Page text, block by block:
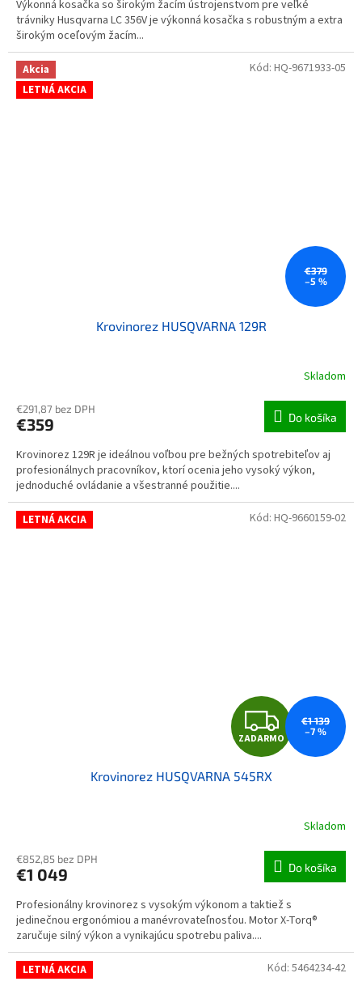
Výkonná kosačka so širokým žacím ústrojenstvom pre veľké
trávniky Husqvarna LC 356V je výkonná kosačka s robustným a extra
širokým oceľovým žacím...
Akcia
LETNÁ AKCIA
€379
–5 %
Krovinorez HUSQVARNA 129R
Skladom
€291,87 bez DPH
€359 Do košíka
Krovinorez 129R je ideálnou voľbou pre bežných spotrebiteľov aj
profesionálnych pracovníkov, ktorí ocenia jeho vysoký výkon,
jednoduché ovládanie a všestranné použitie....
Kód: HQ-9671933-05
LETNÁ AKCIA
ZADARMO
€1 139
–7 %
Krovinorez HUSQVARNA 545RX
Skladom
€852,85 bez DPH
€1 049 Do košíka
Profesionálny krovinorez s vysokým výkonom a taktiež s
jedinečnou ergonómiou a manévrovateľnosťou. Motor X-Torq®
zaručuje silný výkon a vynikajúcu spotrebu paliva....
Kód: HQ-9660159-02
LETNÁ AKCIA Kód: 5464234-42